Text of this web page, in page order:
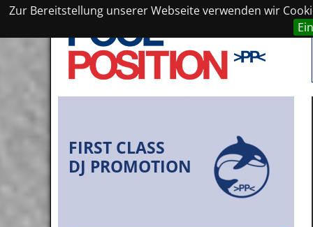
Zur Bereitstellung unserer Webseite verwenden wir
FIRST CLASS
DJ PROMOTION